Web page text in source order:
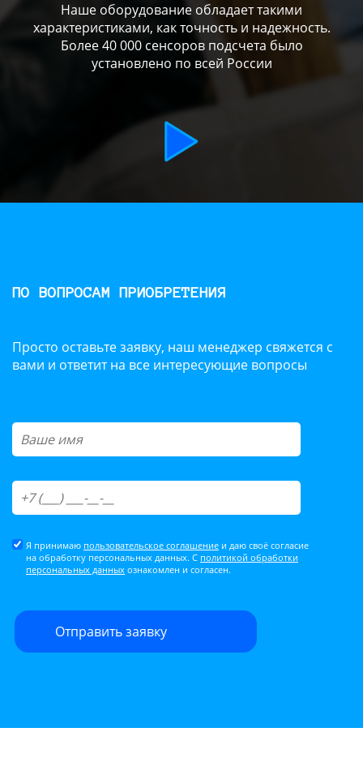
Наше оборудование обладает такими
характеристиками, как точность и надежность.
Более 40 000 сенсоров подсчета было
установлено по всей России
ПО ВОПРОСАМ ПРИОБРЕТЕНИЯ
Просто оставьте заявку, наш менеджер свяжется с
вами и ответит на все интересующие вопросы
Я принимаю пользовательское соглашение и даю своё согласие
на обработку персональных данных. С политикой обработки
персональных данных ознакомлен и согласен.